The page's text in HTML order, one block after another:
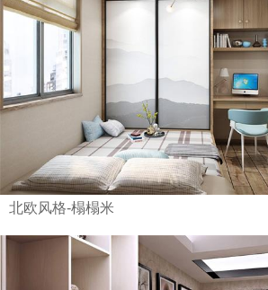
北欧风格-榻榻米